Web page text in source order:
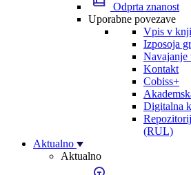
Odprta znanost
Uporabne povezave
Vpis v
Izposoja
Navajanje
Kontakt
Cobiss+
Digitalna
(RUL)
Aktualno
Aktualno